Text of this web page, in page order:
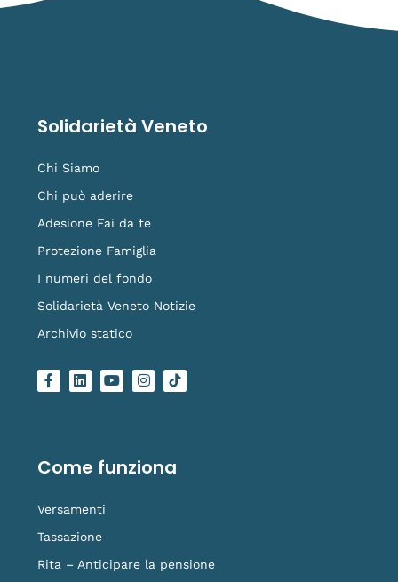
Solidarietà Veneto
Chi Siamo
Chi può aderire
Adesione Fai da te
Protezione Famiglia
I numeri del fondo
Solidarietà Veneto Notizie
Archivio statico
F
a
o
k
L
i
i
n
Y
o
e
I
n
r
a
L
o
i
k
Come funziona
Versamenti
Tassazione
Rita – Anticipare la pensione